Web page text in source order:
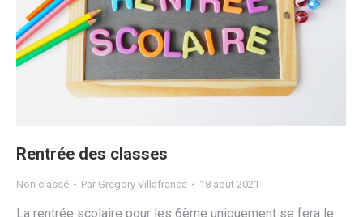
Rentrée des classes
Non classé Par Gregory Villafranca 18 août 2021
La rentrée scolaire pour les 6ème uniquement se fera le